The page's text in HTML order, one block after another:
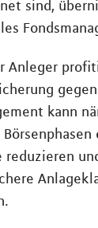
sind,
Anleger
kann
reduzieren